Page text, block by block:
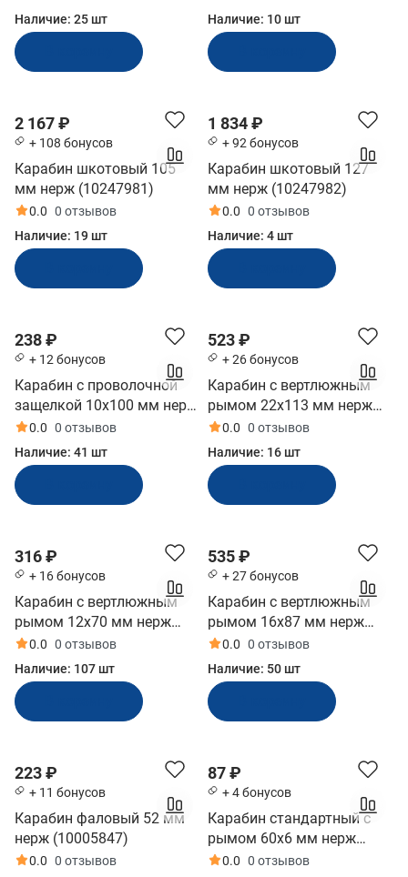
Наличие: 25 шт
Наличие: 10 шт
2 167 ₽
+ 108 бонусов
Карабин шкотовый 105
мм нерж (10247981)
0.0 0 отзывов
Наличие: 19 шт
1 834 ₽
+ 92 бонусов
Карабин шкотовый 127
мм нерж (10247982)
0.0 0 отзывов
Наличие: 4 шт
238 ₽
+ 12 бонусов
Карабин с проволочной
защелкой 10x100 мм нерж
(10005855)
0.0 0 отзывов
Наличие: 41 шт
523 ₽
+ 26 бонусов
Карабин с вертлюжным
рымом 22x113 мм нерж
(10247976)
0.0 0 отзывов
Наличие: 16 шт
316 ₽
+ 16 бонусов
Карабин с вертлюжным
рымом 12x70 мм нерж
(2424-0112, 10005850)
0.0 0 отзывов
Наличие: 107 шт
535 ₽
+ 27 бонусов
Карабин с вертлюжным
рымом 16x87 мм нерж
(2424-0116, 10005851)
0.0 0 отзывов
Наличие: 50 шт
223 ₽
+ 11 бонусов
Карабин фаловый 52 мм
нерж (10005847)
0.0 0 отзывов
87 ₽
+ 4 бонусов
Карабин стандартный с
рымом 60x6 мм нерж
(10247984)
0.0 0 отзывов